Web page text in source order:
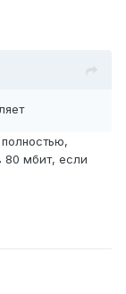
80 мбит, если